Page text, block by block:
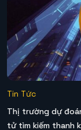
Tin Tức
Thị trường dự
tử tìm kiếm thanh